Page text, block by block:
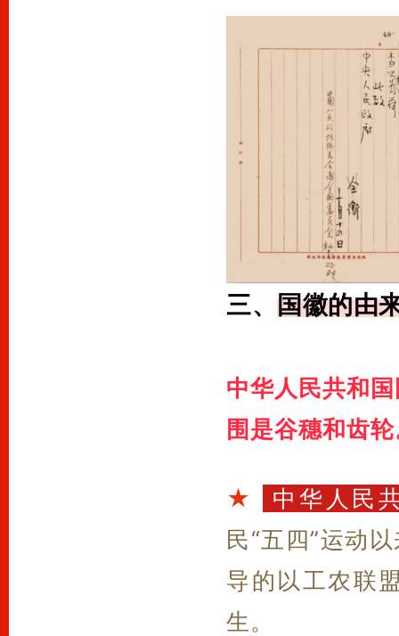
三、国徽的由
中华人民共和
围是谷穗和齿
★
中华人民
民“五四”运动
导的以工农联
生。